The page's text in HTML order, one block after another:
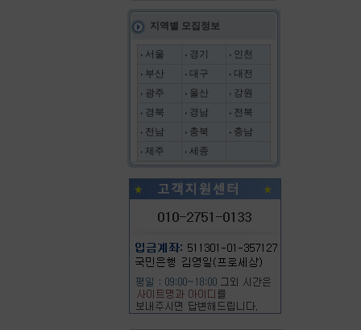
지역별 모집정보
서울 경기
인천
부산
대구
대전
광주
울산
강원
경북
경남
전북
전남
충북
충남
제주
세종